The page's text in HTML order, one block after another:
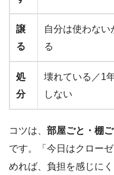
譲
る
自分は使わな
る
処
分
壊れている／1
しない
コツは、 部屋ごと・棚
です。「今日はクロー
めれば、負担を感じにく